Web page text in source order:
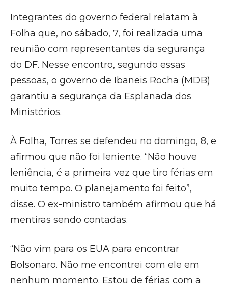
Integrantes do governo federal relatam à
Folha que, no sábado, 7, foi realizada uma
reunião com representantes da segurança
do DF. Nesse encontro, segundo essas
pessoas, o governo de Ibaneis Rocha (MDB)
garantiu a segurança da Esplanada dos
Ministérios.
À Folha, Torres se defendeu no domingo, 8, e
afirmou que não foi leniente. “Não houve
leniência, é a primeira vez que tiro férias em
muito tempo. O planejamento foi feito”,
disse. O ex-ministro também afirmou que há
mentiras sendo contadas.
“Não vim para os EUA para encontrar
Bolsonaro. Não me encontrei com ele em
nenhum momento. Estou de férias com a